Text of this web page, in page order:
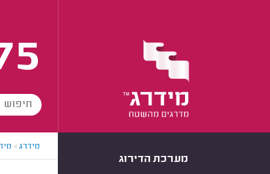
מערכת הדירוג
מידרג>